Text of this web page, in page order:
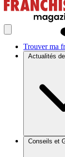
Trouver ma
Actualités
Brèves et
Conseils et